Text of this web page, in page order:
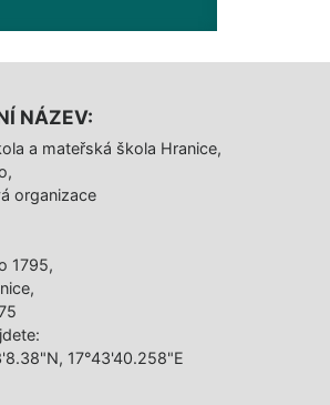
NÁZEV:
a mateřská škola Hranice,
organizace
1795,
17°43'40.258"E